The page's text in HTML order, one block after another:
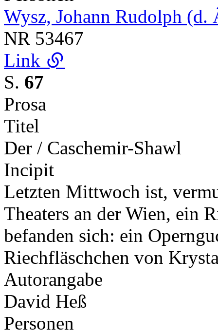
Wysz, Johann Rudolph (d.
NR 53467
Link
S. 67
Prosa
Titel
Der / Caschemir-Shawl
Incipit
Letzten Mittwoch ist,
Theaters an der Wien, ein
befanden sich: ein
Riechfläschchen von
Autorangabe
David Heß
Personen